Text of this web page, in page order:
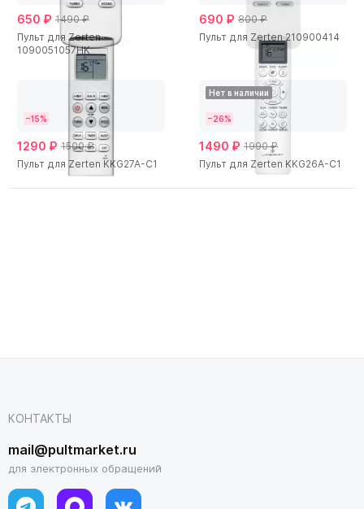
650 ₽ 1490 ₽
Пульт для Zerten
1090051057HK
690 ₽ 800 ₽
Пульт для Zerten 210900414
−15%
1290 ₽ 1500 ₽
Пульт для Zerten KKG27A-C1
Нет в наличии
−26%
1490 ₽ 1990 ₽
Пульт для Zerten KKG26A-C1
КОНТАКТЫ
mail@pultmarket.ru
для электронных обращений